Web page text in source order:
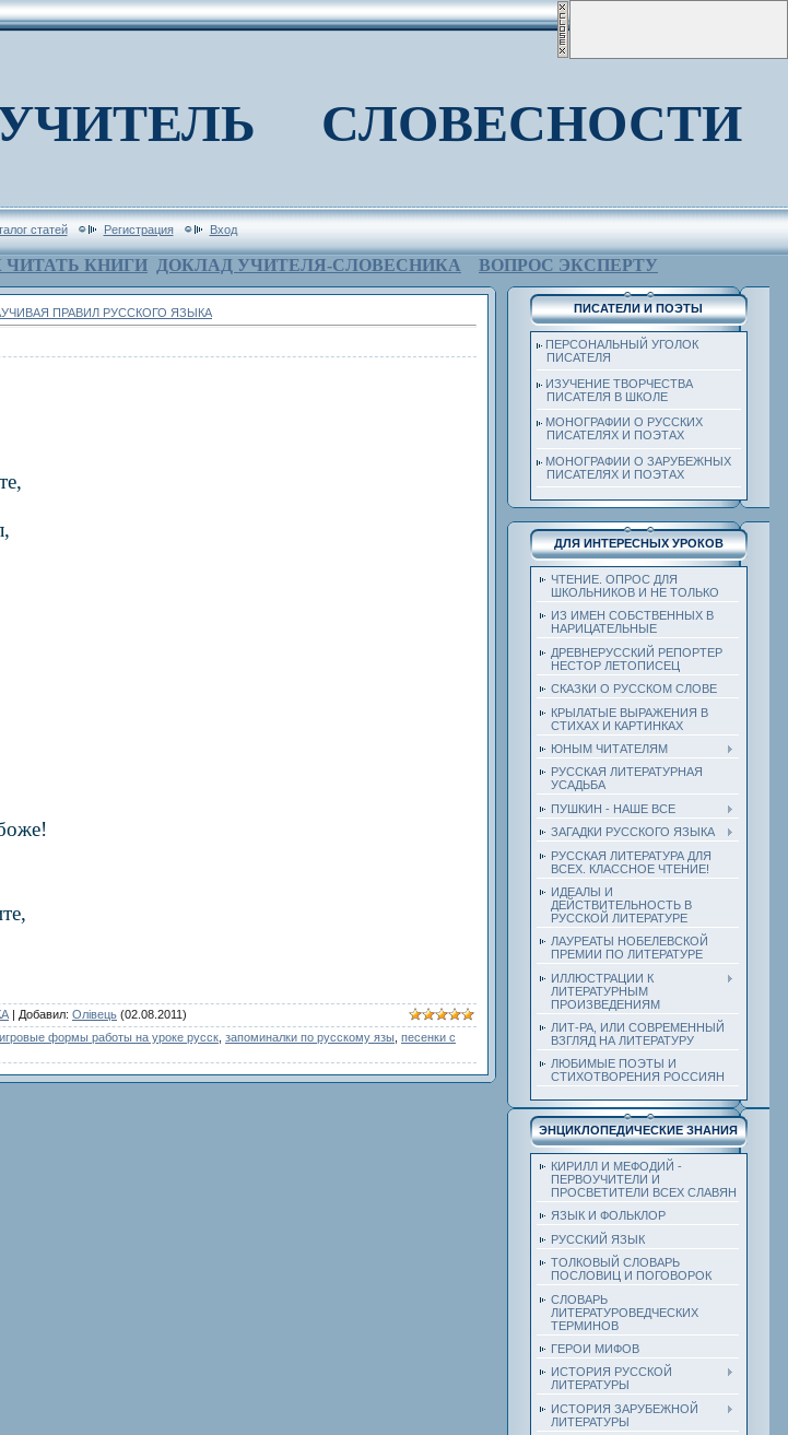
СЛОВЕСНОСТИ
статей Регистрация Вход
ЧИТАТЬ КНИГИ ДОКЛАД УЧИТЕЛЯ-СЛОВЕСНИКА ВОПРОС ЭКСПЕРТУ
ПРАВИЛ РУССКОГО ЯЗЫКА
| Добавил: Олівець (02.08.2011)
игровые формы работы на уроке русск запоминалки по русскому язы песенки с
ПИСАТЕЛИ И ПОЭТЫ
ПЕРСОНАЛЬНЫЙ УГОЛОК
ПИСАТЕЛЯ
ИЗУЧЕНИЕ ТВОРЧЕСТВА
ПИСАТЕЛЯ В ШКОЛЕ
МОНОГРАФИИ О РУССКИХ
ПИСАТЕЛЯХ И ПОЭТАХ
МОНОГРАФИИ О ЗАРУБЕЖНЫХ
ПИСАТЕЛЯХ И ПОЭТАХ
ДЛЯ ИНТЕРЕСНЫХ УРОКОВ
ЧТЕНИЕ. ОПРОС ДЛЯ
ШКОЛЬНИКОВ И НЕ ТОЛЬКО
ИЗ ИМЕН СОБСТВЕННЫХ В
НАРИЦАТЕЛЬНЫЕ
ДРЕВНЕРУССКИЙ РЕПОРТЕР
НЕСТОР ЛЕТОПИСЕЦ
СКАЗКИ О РУССКОМ СЛОВЕ
КРЫЛАТЫЕ ВЫРАЖЕНИЯ В
СТИХАХ И КАРТИНКАХ
ЮНЫМ ЧИТАТЕЛЯМ
РУССКАЯ ЛИТЕРАТУРНАЯ
УСАДЬБА
ПУШКИН - НАШЕ ВСЕ
ЗАГАДКИ РУССКОГО ЯЗЫКА
РУССКАЯ ЛИТЕРАТУРА ДЛЯ
ВСЕХ. КЛАССНОЕ ЧТЕНИЕ!
ИДЕАЛЫ И
ДЕЙСТВИТЕЛЬНОСТЬ В
РУССКОЙ ЛИТЕРАТУРЕ
ЛАУРЕАТЫ НОБЕЛЕВСКОЙ
ПРЕМИИ ПО ЛИТЕРАТУРЕ
ИЛЛЮСТРАЦИИ К
ЛИТЕРАТУРНЫМ
ПРОИЗВЕДЕНИЯМ
ЛИТ-РА, ИЛИ СОВРЕМЕННЫЙ
ВЗГЛЯД НА ЛИТЕРАТУРУ
ЛЮБИМЫЕ ПОЭТЫ И
СТИХОТВОРЕНИЯ РОССИЯН
ЭНЦИКЛОПЕДИЧЕСКИЕ ЗНАНИЯ
КИРИЛЛ И МЕФОДИЙ -
ПЕРВОУЧИТЕЛИ И
ПРОСВЕТИТЕЛИ ВСЕХ СЛАВЯН
ЯЗЫК И ФОЛЬКЛОР
РУССКИЙ ЯЗЫК
ТОЛКОВЫЙ СЛОВАРЬ
ПОСЛОВИЦ И ПОГОВОРОК
СЛОВАРЬ
ЛИТЕРАТУРОВЕДЧЕСКИХ
ТЕРМИНОВ
ГЕРОИ МИФОВ
ИСТОРИЯ РУССКОЙ
ЛИТЕРАТУРЫ
ИСТОРИЯ ЗАРУБЕЖНОЙ
ЛИТЕРАТУРЫ